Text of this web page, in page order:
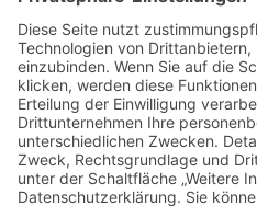
Qualitätsentwicklung
Unser Träger
Kooperationen
Radeln für das Kinderheim